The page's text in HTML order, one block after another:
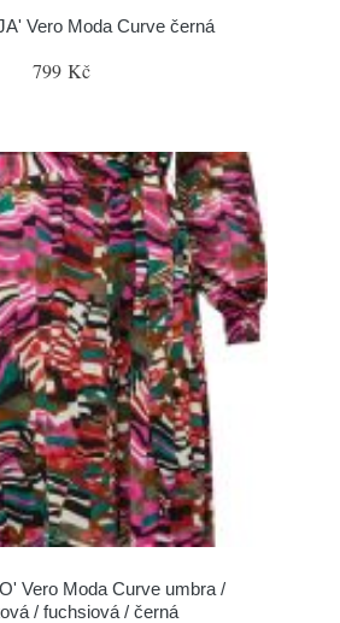
Vero Moda Curve černá
799 Kč
Vero Moda Curve umbra /
/ fuchsiová / černá